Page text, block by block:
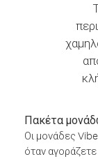
Πακέτα
Οι μονάδες
όταν